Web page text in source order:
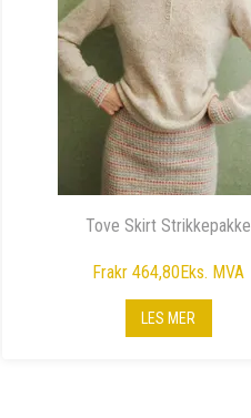
Tove Skirt Strikkepakke
Frakr 464,80Eks. MVA
LES MER